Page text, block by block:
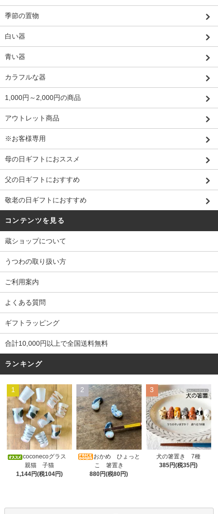
季節の置物
白い器
青い器
カラフルな器
1,000円～2,000円の商品
アウトレット商品
※お客様専用
母の日ギフトにおススメ
父の日ギフトにおすすめ
敬老の日ギフトにおすすめ
コンテンツを見る
蔵ショップについて
うつわの取り扱い方
ご利用案内
よくある質問
ギフトラッピング
合計10,000円以上で全国送料無料
ランキング
1
coconecoグラス
親猫 子猫
1,144円(税104円)
2
おかめ ひょっと
こ 箸置き
880円(税80円)
3
犬の箸置き 7種
385円(税35円)